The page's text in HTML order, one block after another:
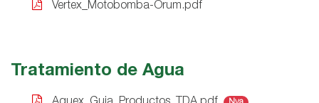
Vertex_Motobomba-Orum.pdf
Tratamiento de Agua